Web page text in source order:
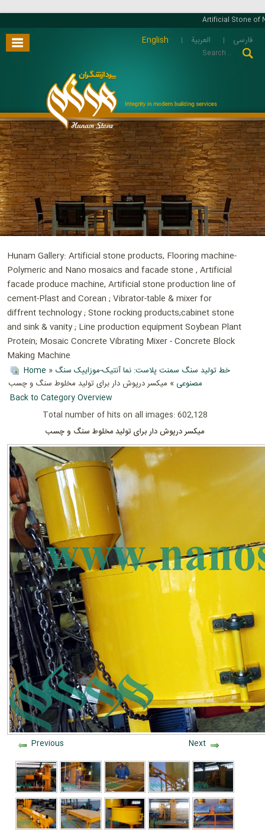
Artificial Stone of
فارسی العربية English
Hunam Gallery: Artificial stone products, Flooring machine-
Polymeric and Nano mosaics and facade stone , Artificial
facade produce machine, Artificial stone production line of
cement-Plast and Corean ; Vibrator-table & mixer for
diffrent technology ; Stone rocking products;cabinet stone
and sink & vanity ; Line production equipment Soybean Plant
Protein; Mosaic Concrete Vibrating Mixer - Concrete Block
Making Machine
Home » خط تولید سنگ سمنت پلاست: نما آنتیک-موزاییک سنگ
مصنوعی » میکسر درپوش دار برای تولید مخلوط سنگ و چسب
Back to Category Overview
Total number of hits on all images: 602,128
میکسر درپوش دار برای تولید مخلوط سنگ و چسب
Previous Next